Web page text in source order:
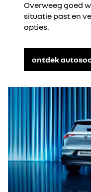
Overweeg goed
situatie past en
opties.
ontdek